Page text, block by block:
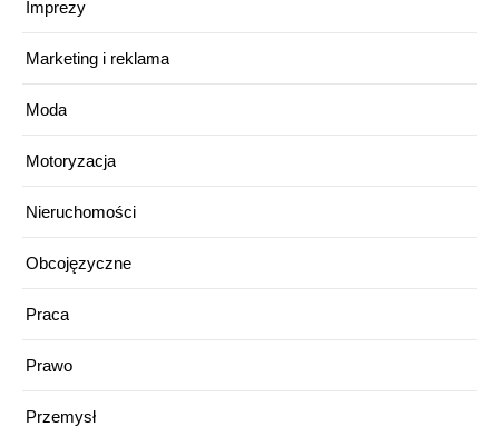
Imprezy
Marketing i reklama
Moda
Motoryzacja
Nieruchomości
Obcojęzyczne
Praca
Prawo
Przemysł